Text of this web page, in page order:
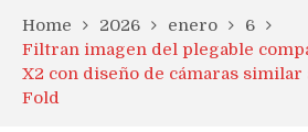
Home 2026 enero
6
Filtran imagen del plegable
X2 con diseño de cámaras similar
Fold